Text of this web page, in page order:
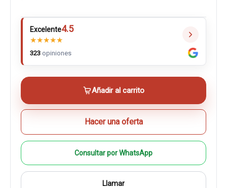
Excelente4.5
★★★★★
323 opiniones
Añadir al carrito
Hacer una oferta
Consultar por WhatsApp
Llamar